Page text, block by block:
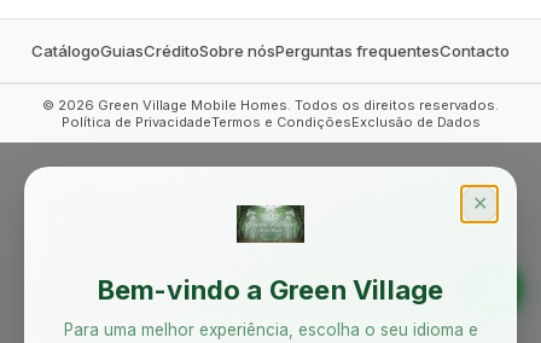
CatálogoGuiasCréditoSobre nósPerguntas frequentesContacto
© 2026 Green Village Mobile Homes. Todos os direitos reservados.
Política de PrivacidadeTermos e CondiçõesExclusão de Dados
✕
Bem-vindo a Green Village
Para uma melhor experiência, escolha o seu idioma e